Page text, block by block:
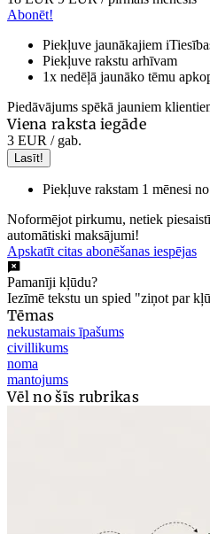
Abonēt!
Piekļuve jaunākajiem
Piekļuve rakstu arhīvam
1x nedēļā jaunāko tēmu
Piedāvājums spēkā jauniem
Viena raksta iegāde
3 EUR / gab.
Lasīt!
Piekļuve rakstam 1 mēnesi
Noformējot pirkumu, netiek
automātiski maksājumi!
Apskatīt citas abonēšanas iespējas
Pamanīji kļūdu?
Iezīmē tekstu un spied "ziņot par
Tēmas
nekustamais īpašums
civillikums
noma
mantojums
Vēl no šīs rubrikas